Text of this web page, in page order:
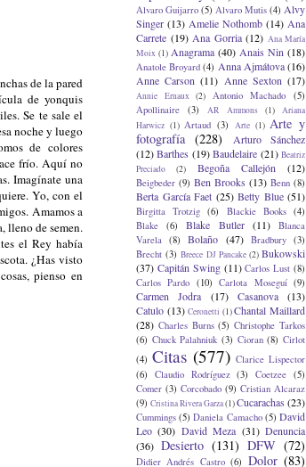
de la pared
de yonquis
Se te sale el
noche y luego
de colores
frío. Aquí no
Imagínate una
Yo, con el
Amamos a
lleno de semen.
el Rey había
¿Has visto
pienso en
Alvaro Guijarro (5) Alvaro Mutis (4) Alvy
Singer (13) Amelie Nothomb (14) Ana
Carrete (19) Ana Gorria (12) Ana María
Moix (1) Anagrama (40) Anais Nin (18)
Anatole Broyard (4) Anna Ajmátova (16)
Anne Carson (11) Anne Sexton (17)
Annie Ernaux (2) Antonio Machado
(5)
Apollinaire
(3) AR Ammons (1)
Ariana
Harwicz (1) Artaud (3) Arte (1) Arte y
fotografía (228)
Arturo Sánchez
(12) Barthes (19) Baudelaire (21) Beatriz
Preciado
(2) Begoña Callejón (12)
Beigbeder (9) Ben Brooks (13) Benn (8)
Berta García Faet (25) Betty Blue (51)
Birgitta Trotzig (6) Blackie Books (4)
Blake
(6) Blake Butler (11)
Blanca
Varela
(8) Bolaño (47) Bradbury (3)
Brecht (3) Breece DJ Pancake (2) Bukowski
(37) Capitán Swing (11) Carlos Lust (8)
Carlos Pardo (10) Carlota Moseguí (9)
Carmen Jodra (17) Casanova
(13)
Catulo (13) Ceronetti (1) Chantal Maillard
(28) Charles Burns (5) Christophe Tarkos
(6) Chuck Palahniuk (3) Cioran (8) Cirlot
(4) Citas (577) Clarice Lispector
(6)
Claudio Rodríguez (3) Coetzee (5)
Comer (3) Corcobado (9) Cristian Alcaraz
(9) Cristina Rivera Garza(1)Cucarachas (23)
Cummings (5) Daniela Camacho (5) David
Leo (30) David Meza (31) Denuncia
(36) Desierto (131) DFW (72)
Didier Andrés Castro (6) Dolor (83)